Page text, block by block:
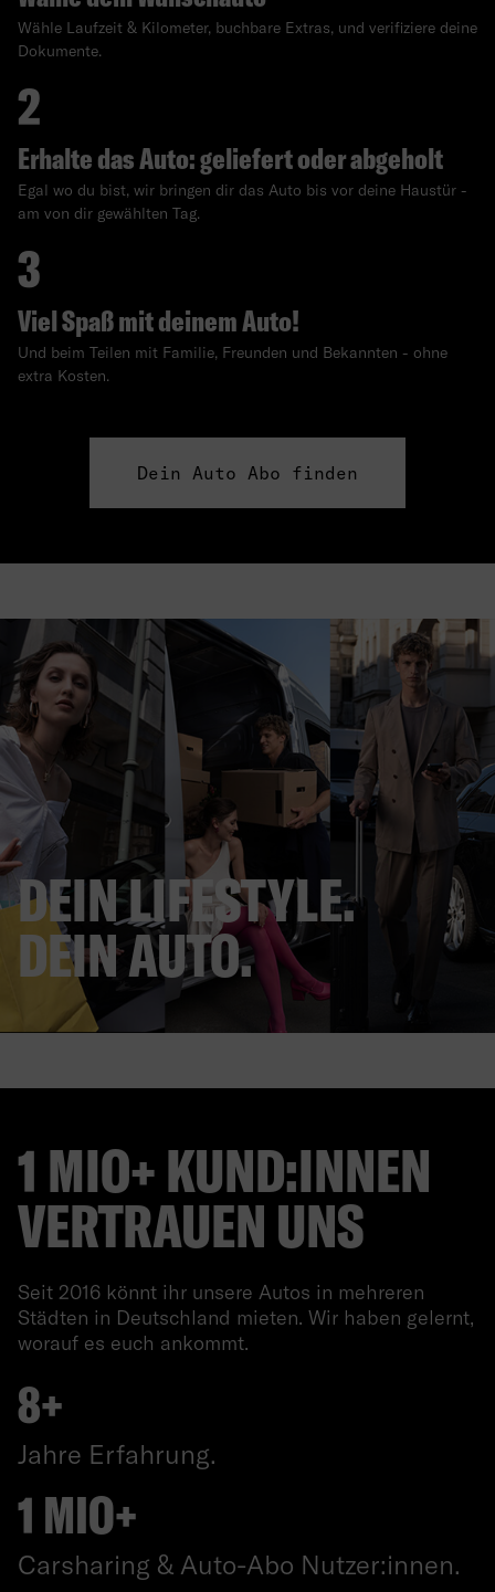
Wähle Laufzeit & Kilometer, buchbare Extras, und verifiziere deine
Dokumente.
Erhalte das Auto: geliefert oder abgeholt
Egal wo du bist, wir bringen dir das Auto bis vor deine Haustür -
am von dir gewählten Tag.
Viel Spaß mit deinem Auto!
Und beim Teilen mit Familie, Freunden und Bekannten - ohne
extra Kosten.
Dein Auto Abo finden
DEIN LIFESTYLE.
DEIN AUTO.
1 MIO+ KUND:INNEN
VERTRAUEN UNS
Seit 2016 könnt ihr unsere Autos in mehreren
Städten in Deutschland mieten. Wir haben gelernt,
worauf es euch ankommt.
8+
Jahre Erfahrung.
1 MIO+
Carsharing & Auto-Abo Nutzer:innen.